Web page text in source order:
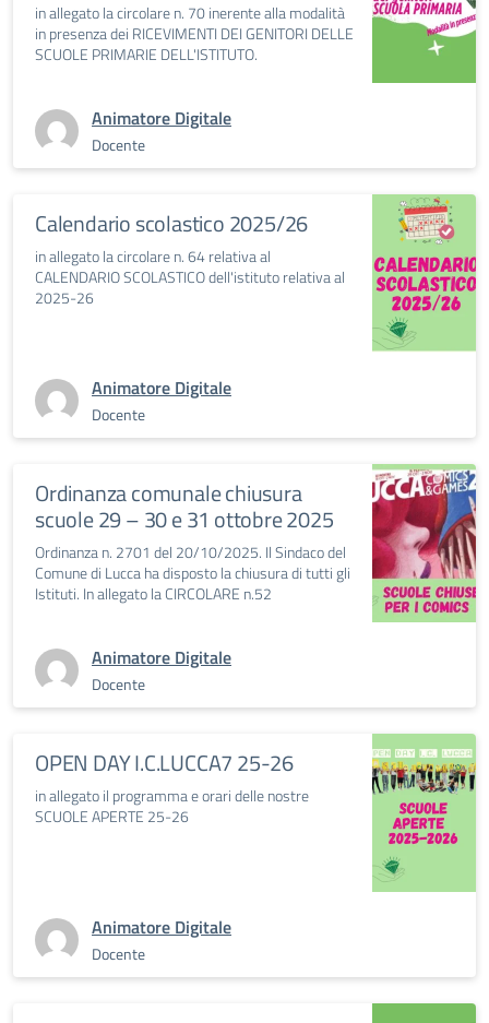
in allegato la circolare n. 70 inerente alla modalità
in presenza dei RICEVIMENTI DEI GENITORI DELLE
SCUOLE PRIMARIE DELL'ISTITUTO.
Animatore Digitale
Docente
Calendario scolastico 2025/26
in allegato la circolare n. 64 relativa al
CALENDARIO SCOLASTICO dell'istituto relativa al
2025-26
Animatore Digitale
Docente
Ordinanza comunale chiusura
scuole 29 – 30 e 31 ottobre 2025
Ordinanza n. 2701 del 20/10/2025. Il Sindaco del
Comune di Lucca ha disposto la chiusura di tutti gli
Istituti. In allegato la CIRCOLARE n.52
Animatore Digitale
Docente
OPEN DAY I.C.LUCCA7 25-26
in allegato il programma e orari delle nostre
SCUOLE APERTE 25-26
Animatore Digitale
Docente